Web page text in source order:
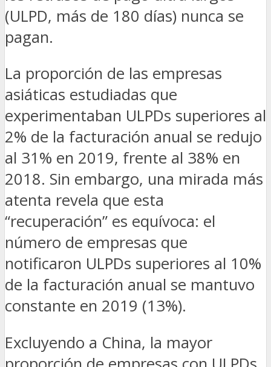
(ULPD, más de 180 días) nunca se
pagan.
La proporción de las empresas
asiáticas estudiadas que
experimentaban ULPDs superiores al
2% de la facturación anual se redujo
al 31% en 2019, frente al 38% en
2018. Sin embargo, una mirada más
atenta revela que esta
“recuperación” es equívoca: el
número de empresas que
notificaron ULPDs superiores al 10%
de la facturación anual se mantuvo
constante en 2019 (13%).
Excluyendo a China, la mayor